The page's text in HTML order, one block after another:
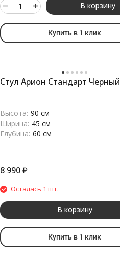
В корзину
Купить в 1 клик
Стул Арион Стандарт Черный
Высота: 90 см
Ширина: 45 см
Глубина: 60 см
8 990₽
Осталась 1 шт.
В корзину
Купить в 1 клик